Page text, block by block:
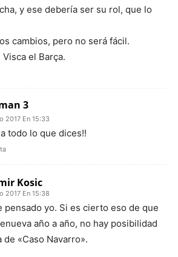
y ese debería ser su rol, que lo
cambios, pero no será fácil.
Visca el Barça.
3
2017 En 15:33
todo lo que dices!!
Kosic
2017 En 15:38
pensado yo. Si es cierto eso de que
año a año, no hay posibilidad
de «Caso Navarro».